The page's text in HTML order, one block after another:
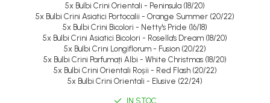
5x Bulbi Crini Orientali - Peninsula (18/20)
5x Bulbi Crini Asiatici Portocalii - Orange Summer (20/22)
5x Bulbi Crini Bicolori - Netty's Pride (16/18)
5x Bulbi Crini Asiatici Bicolori - Rosella's Dream (18/20)
5x Bulbi Crini Longiflorum - Fusion (20/22)
5x Bulbi Crini Parfumați Albi - White Christmas (18/20)
5x Bulbi Crini Orientali Roșii - Red Flash (20/22)
5x Bulbi Crini Orientali - Elusive (22/24)
IN STOC